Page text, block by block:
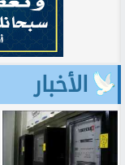
الأخبار